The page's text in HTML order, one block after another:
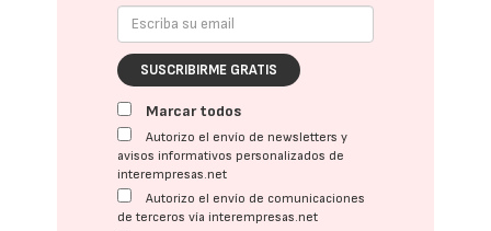
SUSCRIBIRME GRATIS
Marcar todos
Autorizo el envío de newsletters y
avisos informativos personalizados de
interempresas.net
Autorizo el envío de comunicaciones
de terceros vía interempresas.net